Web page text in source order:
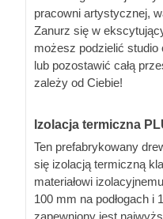
pracowni artystycznej,
Zanurz się w
możesz podzielić studio
lub pozostawić całą
zależy od Ciebie!
Izolacja termiczna
Ten prefabrykowany
się izolacją termiczną
materiałowi
100 mm na podłogach i
zapewniony jest